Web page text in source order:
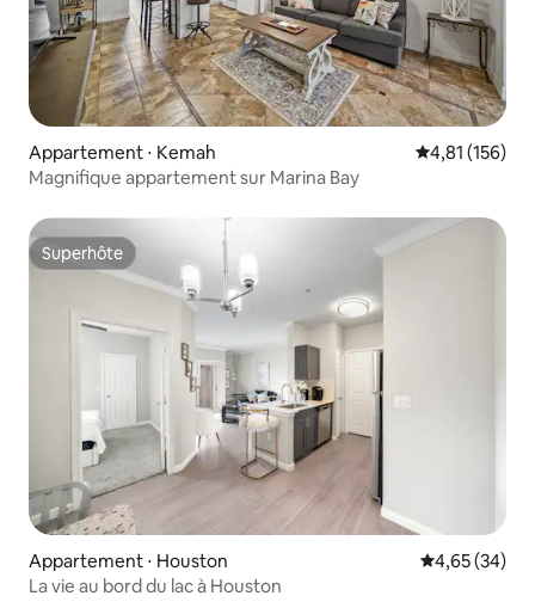
Appartement ⋅ Kemah Évaluation
4,81 (156)
Magnifique appartement sur Marina Bay
Superhôte
Superhôte
Appartement ⋅ Houston Évaluation
4,65 (34)
La vie au bord du lac à Houston